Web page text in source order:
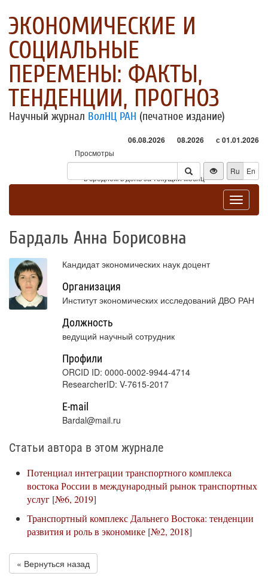
ЭКОНОМИЧЕСКИЕ И
СОЦИАЛЬНЫЕ
ПЕРЕМЕНЫ: ФАКТЫ,
ТЕНДЕНЦИИ, ПРОГНОЗ
Научный журнал ВолНЦ РАН (печатное издание)
06.08.2026 08.2026 с 01.01.2026
Просмотры
Посетители
* - в среднем в день за текущий месяц
Ru En
Toggle
Бардаль Анна Борисовна
Кандидат экономических наук доцент
Организация
Институт экономических исследований ДВО РАН
Должность
ведущий научный сотрудник
Профили
ORCID ID: 0000-0002-9944-4714
ResearcherID: V-7615-2017
E-mail
Bardal@mail.ru
Статьи автора в этом журнале
Потенциал интеграции транспортного комплекса
востока России в международный рынок транспортных
услуг [№6, 2019]
Транспортный комплекс Дальнего Востока: тенденции
развития и роль в экономике [№2, 2018]
« Вернуться назад